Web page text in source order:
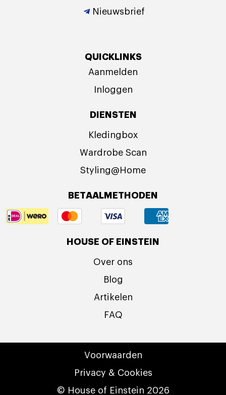
Nieuwsbrief
QUICKLINKS
Aanmelden
Inloggen
DIENSTEN
Kledingbox
Wardrobe Scan
Styling@Home
BETAALMETHODEN
HOUSE OF EINSTEIN
Over ons
Blog
Artikelen
FAQ
Voorwaarden
Privacy & Cookies
© House of Einstein 2026